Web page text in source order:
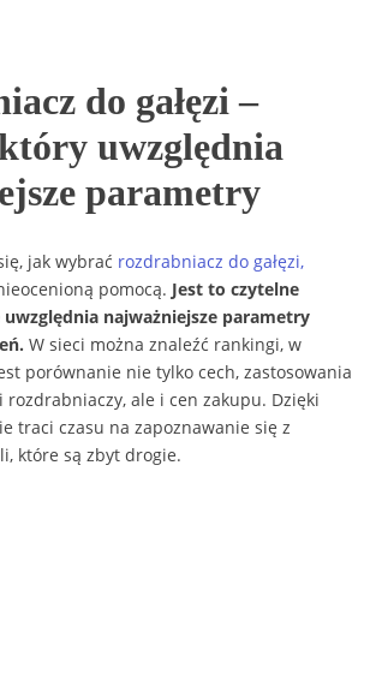
do gałęzi –
uwzględnia
parametry
jak wybrać rozdrabniacz do gałęzi,
pomocą. Jest to czytelne
najważniejsze parametry
W sieci można znaleźć rankingi, w
porównanie nie tylko cech, zastosowania
rozdrabniaczy, ale i cen zakupu. Dzięki
traci czasu na zapoznawanie się z
które są zbyt drogie.